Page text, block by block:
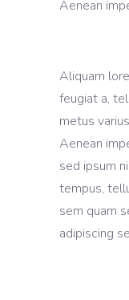
Aenean
Aliquam
feugiat a,
metus
Aenean
sed ipsum
tempus,
sem quam
adipiscing